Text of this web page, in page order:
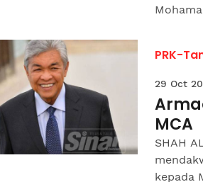
PRK-
29 Oct
MCA
SHAH
kepada